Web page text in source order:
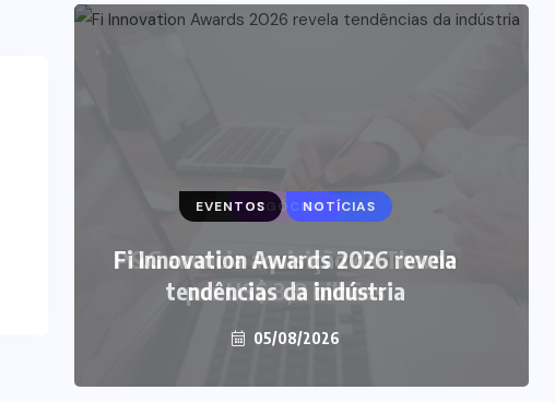
EVENTOS NOTÍCIAS
Fi Innovation Awards 2026 revela
tendências da indústria
05/08/2026